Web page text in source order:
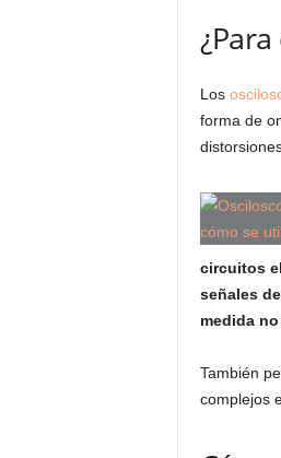
Los
forma de
circuitos
señales
medida
También
complejos